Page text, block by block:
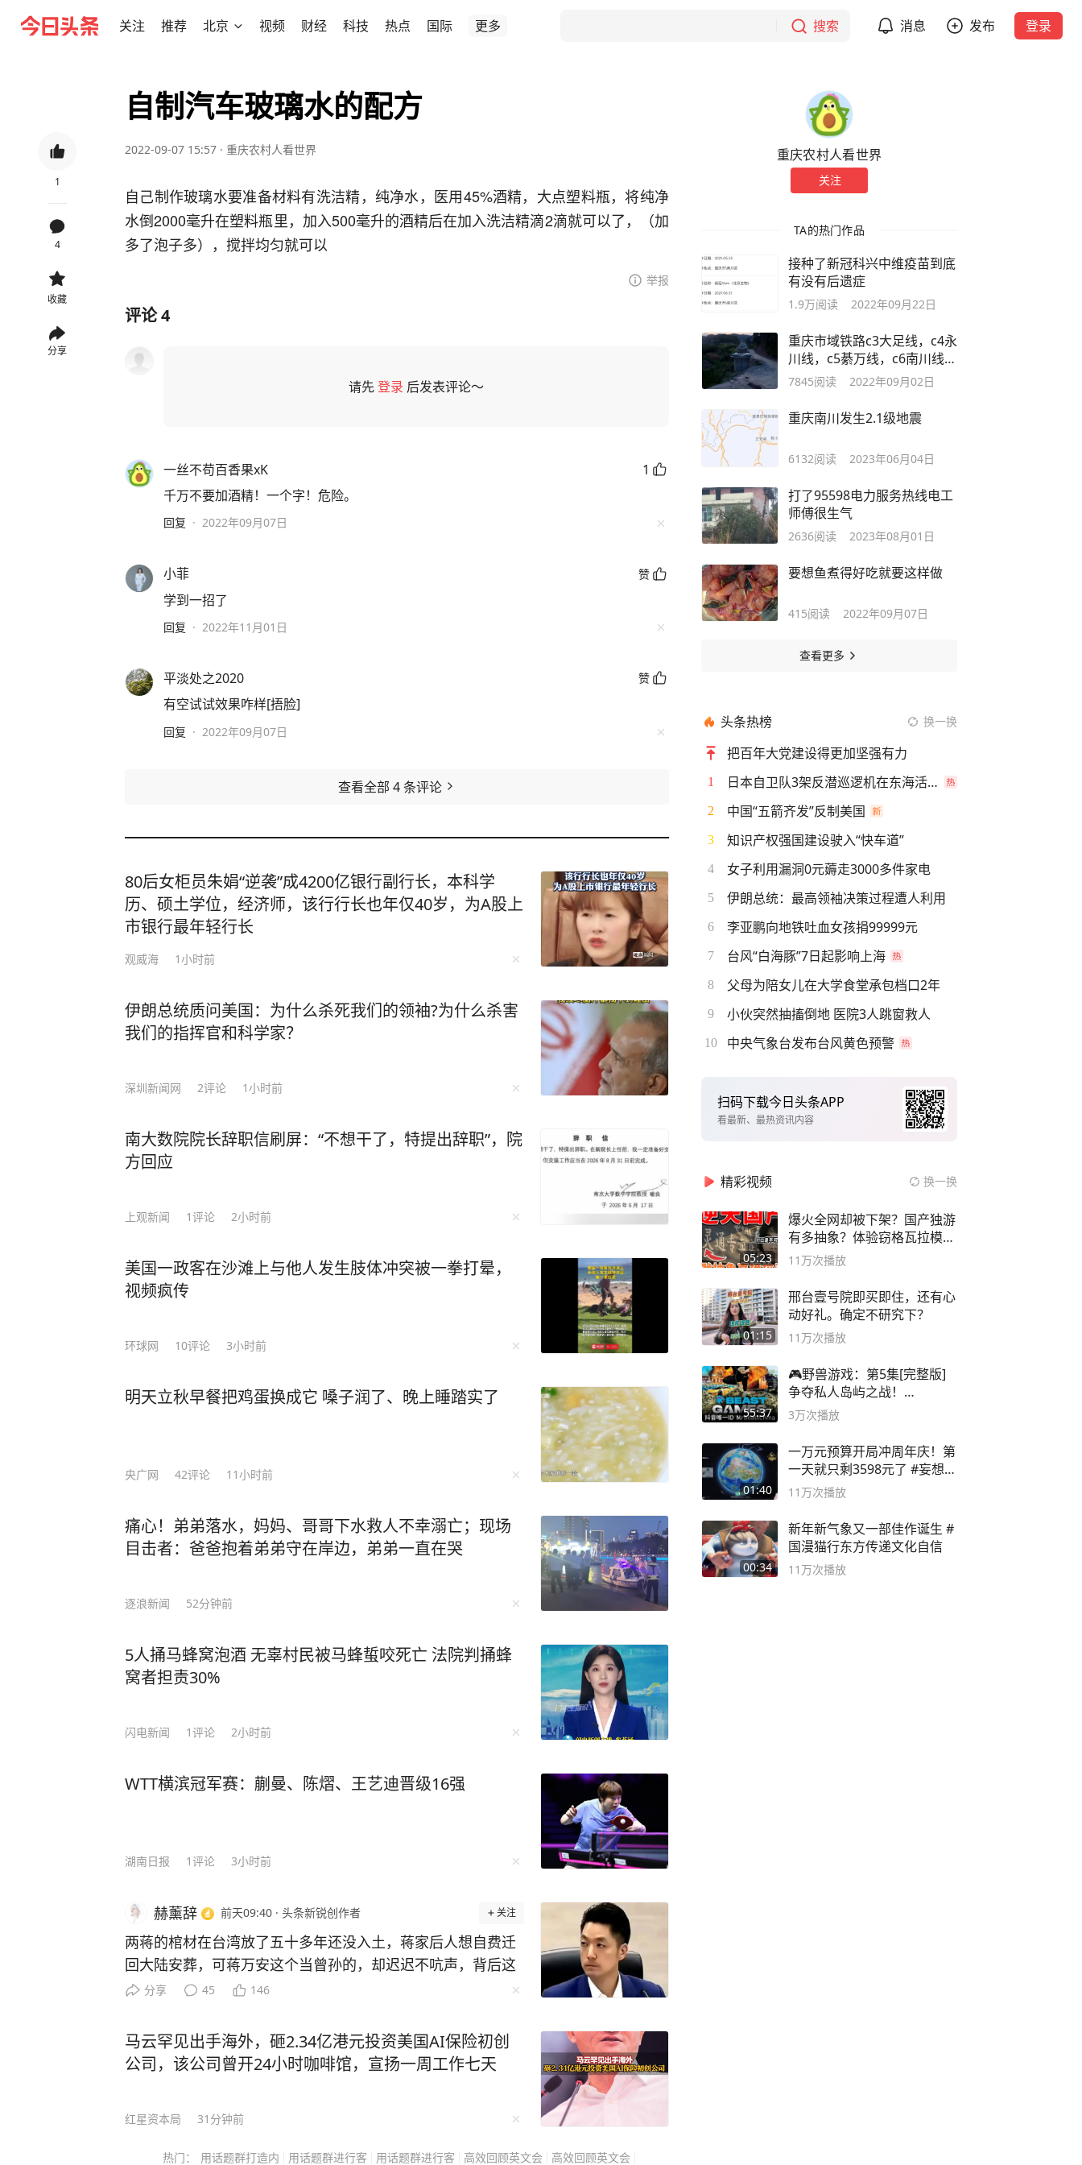
关注 推荐 北京 视频 财经 科技 热点 国际 更多 搜索 消息 发布 登录
1
4
收藏
分享
自制汽车玻璃水的配方
2022-09-07 15:57 · 重庆农村人看世界
自己制作玻璃水要准备材料有洗洁精，纯净水，医用45%酒精，大点塑料瓶，将纯净
水倒2000毫升在塑料瓶里，加入500毫升的酒精后在加入洗洁精滴2滴就可以了，（加
多了泡子多），搅拌均匀就可以
举报
评论4
请先登录 后发表评论～
一丝不苟百香果xK
1
千万不要加酒精！一个字！危险。
回复 · 2022年09月07日
小菲 赞
学到一招了
回复 · 2022年11月01日
平淡处之2020 赞
有空试试效果咋样[捂脸]
回复 · 2022年09月07日
查看全部 4条评论
80后女柜员朱娟“逆袭”成4200亿银行副行长，本科学
历、硕土学位，经济师，该行行长也年仅40岁，为A股上
市银行最年轻行长
观威海 1小时前
伊朗总统质问美国：为什么杀死我们的领袖?为什么杀害
我们的指挥官和科学家？
深圳新闻网 2评论 1小时前
南大数院院长辞职信刷屏：“不想干了，特提出辞职”，院
方回应
上观新闻 1评论 2小时前
美国一政客在沙滩上与他人发生肢体冲突被一拳打晕，
视频疯传
环球网 10评论 3小时前
明天立秋早餐把鸡蛋换成它 嗓子润了、晚上睡踏实了
央广网 42评论 11小时前
痛心！弟弟落水，妈妈、哥哥下水救人不幸溺亡；现场
目击者：爸爸抱着弟弟守在岸边，弟弟一直在哭
逐浪新闻 52分钟前
5人捅马蜂窝泡酒 无辜村民被马蜂蜇咬死亡 法院判捅蜂
窝者担责30%
闪电新闻 1评论 2小时前
WTT横滨冠军赛：蒯曼、陈熠、王艺迪晋级16强
湖南日报 1评论 3小时前
赫薰辞 前天09:40 · 头条新锐创作者 关注
两蒋的棺材在台湾放了五十多年还没入土，蒋家后人想自费迁
回大陆安葬，可蒋万安这个当曾孙的，却迟迟不吭声，背后这
盘棋，远不止孝道两个字能说清。 蒋万安不是不想动，是真
政治算盘。 他当上台北市长之后，走的每一步都很小心，在
岛内公开场合几乎不主动提两蒋，迁葬的事更是能绕就绕。
理由是：两蒋既是国民党的历史遗产，也是民进党每逢选举就
象征”，提出要改成所谓“转型正义纪念馆”。 这等于是直接把
分享 45 146
马云罕见出手海外，砸2.34亿港元投资美国AI保险初创
公司，该公司曾开24小时咖啡馆，宣扬一周工作七天
红星资本局 31分钟前
热门： 用话题群打造内 用话题群进行客 用话题群进行客 高效回顾英文会
高效回顾英文会
重庆农村人看世界
关注
TA的热门作品
接种了新冠科兴中维疫苗到底
有没有后遗症
1.9万阅读 2022年09月22日
重庆市域铁路c3大足线，c4永
川线，c5綦万线，c6南川线要
开工了
7845阅读 2022年09月02日
重庆南川发生2.1级地震
6132阅读 2023年06月04日
打了95598电力服务热线电工
师傅很生气
2636阅读 2023年08月01日
要想鱼煮得好吃就要这样做
415阅读 2022年09月07日
查看更多
头条热榜 换一换
把百年大党建设得更加坚强有力
1 日本自卫队3架反潜巡逻机在东海活动
2 中国“五箭齐发”反制美国
3 知识产权强国建设驶入“快车道”
4 女子利用漏洞0元薅走3000多件家电
5 伊朗总统：最高领袖决策过程遭人利用
6 李亚鹏向地铁吐血女孩捐99999元
7 台风“白海豚”7日起影响上海
8 父母为陪女儿在大学食堂承包档口2年
9 小伙突然抽搐倒地 医院3人跳窗救人
10 中央气象台发布台风黄色预警
扫码下载今日头条APP
看最新、最热资讯内容
精彩视频 换一换
05:23
爆火全网却被下架？国产独游
有多抽象？体验窃格瓦拉模拟
器！
11万次播放
01:15
邢台壹号院即买即住，还有心
动好礼。确定不研究下？
11万次播放
55:37
🎮野兽游戏：第5集[完整版]
争夺私人岛屿之战！
#MrBeastChina
3万次播放
01:40
一万元预算开局冲周年庆！第
一天就只剩3598元了 #妄想山
海
11万次播放
00:34
新年新气象又一部佳作诞生 #
国漫猫行东方传递文化自信
11万次播放